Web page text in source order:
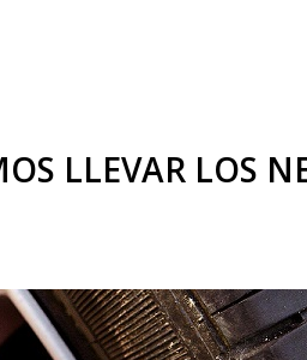
LLEVAR LOS